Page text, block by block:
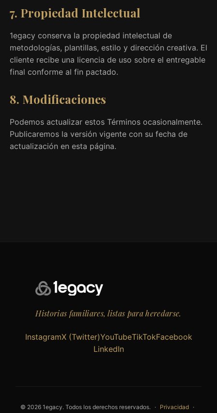
7. Propiedad Intelectual
1egacy conserva la propiedad intelectual de
metodologías, plantillas, estilo y dirección creativa. El
cliente recibe una licencia de uso sobre el entregable
final conforme al fin pactado.
8. Modificaciones
Podemos actualizar estos Términos ocasionalmente.
Publicaremos la versión vigente con su fecha de
actualización en esta página.
Historias familiares, listas para heredarse.
InstagramX (Twitter)YouTubeTikTokFacebook
LinkedIn
© 2026 1egacy. Todos los derechos reservados. · Privacidad ·